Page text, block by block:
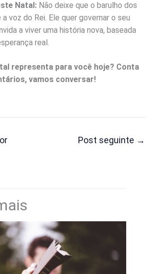
Natal: Não deixe que o barulho dos
voz do Rei. Ele quer governar o seu
a viver uma história nova, baseada
real.
representa para você hoje? Conta
vamos conversar!
Post seguinte →